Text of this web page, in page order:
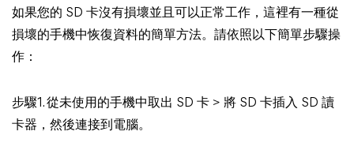
如果您的 SD 卡沒有損壞並且可以正常工作，這裡有一種從
損壞的手機中恢復資料的簡單方法。請依照以下簡單步驟操
作：
步驟1. 從未使用的手機中取出 SD 卡 > 將 SD 卡插入 SD 讀
卡器，然後連接到電腦。